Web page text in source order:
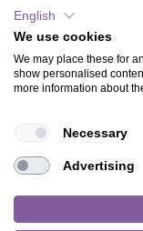
KONTAKT
AGB
CHARITY
MAGAZIN
HILFE
English
We use cookies
We may place these for
show personalised
more information about
Necessary
Advertising